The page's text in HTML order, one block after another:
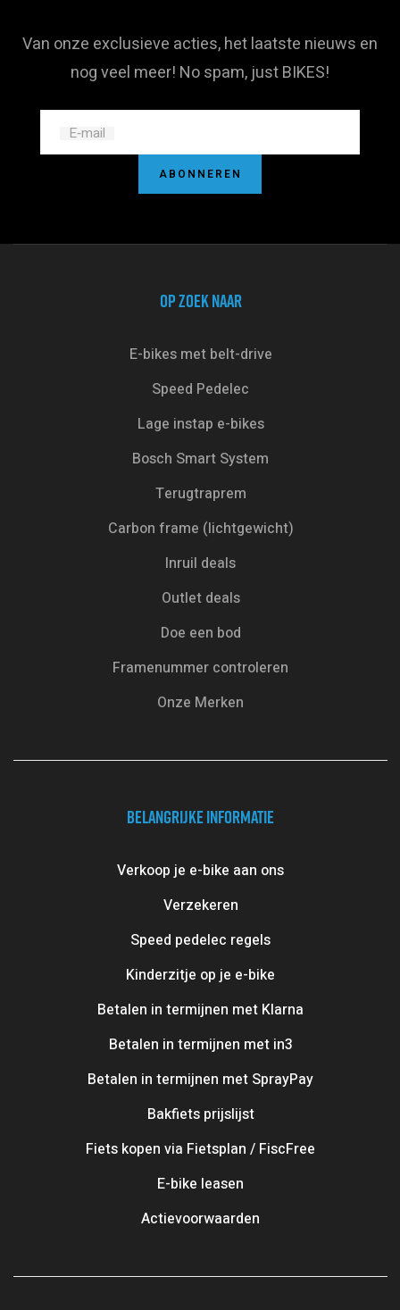
Van onze exclusieve acties, het laatste nieuws en
nog veel meer! No spam, just BIKES!
E‑mail
ABONNEREN
OP ZOEK NAAR
E-bikes met belt-drive
Speed Pedelec
Lage instap e-bikes
Bosch Smart System
Terugtraprem
Carbon frame (lichtgewicht)
Inruil deals
Outlet deals
Doe een bod
Framenummer controleren
Onze Merken
BELANGRIJKE INFORMATIE
Verkoop je e-bike aan ons
Verzekeren
Speed pedelec regels
Kinderzitje op je e-bike
Betalen in termijnen met Klarna
Betalen in termijnen met in3
Betalen in termijnen met SprayPay
Bakfiets prijslijst
Fiets kopen via Fietsplan / FiscFree
E-bike leasen
Actievoorwaarden